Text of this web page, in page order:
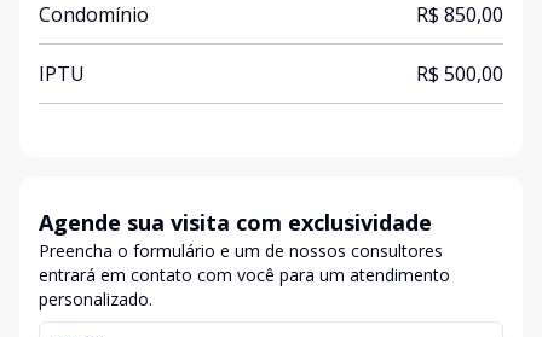
Condomínio R$ 850,00
IPTU R$ 500,00
Agende sua visita com exclusividade
Preencha o formulário e um de nossos consultores
entrará em contato com você para um atendimento
personalizado.